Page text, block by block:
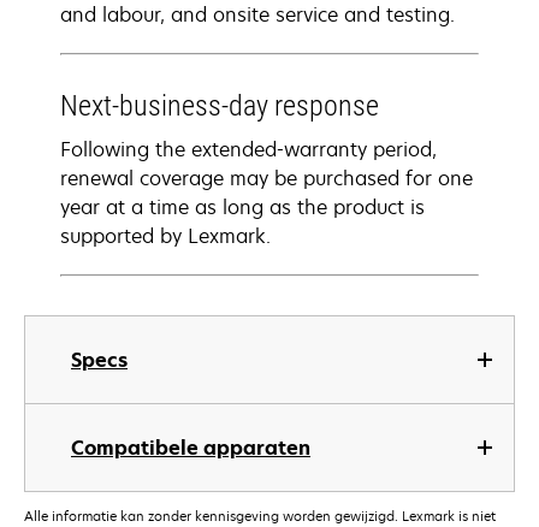
Specs
Compatibele apparaten
and labour, and onsite service and testing.
Next-business-day response
Following the extended-warranty period,
renewal coverage may be purchased for one
year at a time as long as the product is
supported by Lexmark.
Alle informatie kan zonder kennisgeving worden gewijzigd. Lexmark is niet